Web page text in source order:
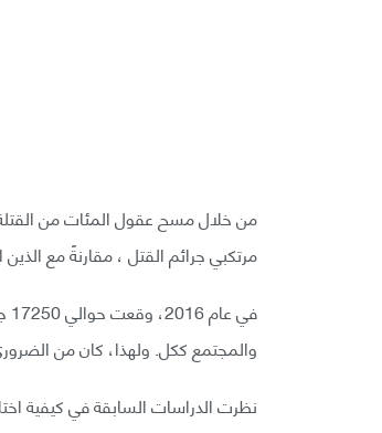
من خلال مسح عقول المئات من
مرتكبي جرائم القتل ، مقارنةً مع
والمجتمع ككل. ولهذا، كان من
نظرت الدراسات السابقة في كيفية